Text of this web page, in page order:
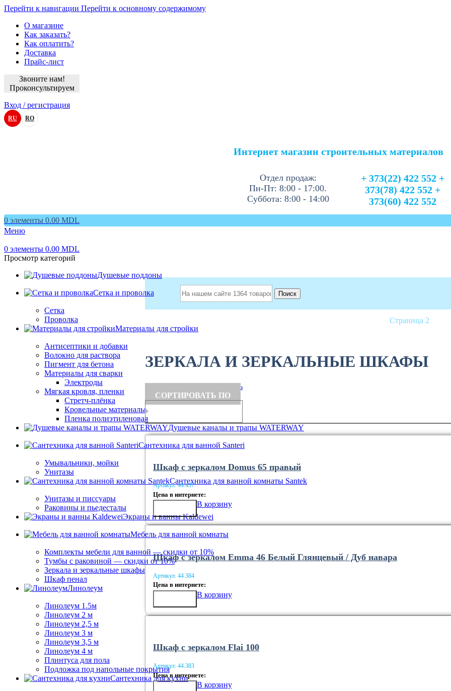
Перейти к навигации Перейти к основному содержимому
О магазине
Как заказать?
Как оплатить?
Доставка
Прайс-лист
Звоните нам!
Проконсультируем
Вход / регистрация
RU RO
Интернет магазин строительных материалов
Отдел продаж:
Пн-Пт: 8:00 - 17:00.
Суббота: 8:00 - 14:00
+ 373(22) 422 552 +
373(78) 422 552 +
373(60) 422 552
0 элементы 0.00 MDL
Меню
0 элементы 0.00 MDL
Просмотр категорий
Душевые поддоны
Сетка и проволка
Сетка
Проволка
Материалы для стройки
Антисептики и добавки
Волокно для раствора
Пигмент для бетона
Материалы для сварки
Электроды
Мягкая кровля, пленки
Стретч-плёнка
Кровельные материалы
Пленка полиэтиленовая
Душевые каналы и трапы WATERWAY
Сантехника для ванной Santeri
Умывальники, мойки
Унитазы
Сантехника для ванной комнаты Santek
Унитазы и писсуары
Раковины и пьедесталы
Экраны и ванны Kaldewei
Мебель для ванной комнаты
Комплекты мебели для ванной — скидки от 10%
Тумбы с раковиной — скидки от 10%
Зеркала и зеркальные шкафы
Шкаф пенал
Линолеум
Линолеум 1.5м
Линолеум 2 м
Линолеум 2,5 м
Линолеум 3 м
Линолеум 3,5 м
Линолеум 4 м
Плинтуса для пола
Подложка под напольные покрытия
Сантехника для кухни
Поиск
Страница 2
ЗЕРКАЛА И ЗЕРКАЛЬНЫЕ ШКАФЫ
Показывать боковую панель
СОРТИРОВАТЬ ПО
Шкаф с зеркалом Domus 65 правый
Артикул:44.437
Цена в интернете:
1 клик
В корзину
Шкаф с зеркалом Emma 46 Белый Глянцевый / Дуб навара
Артикул: 44.384
Цена в интернете:
В корзину
Шкаф с зеркалом Flai 100
Артикул: 44.383
Цена в интернете:
В корзину